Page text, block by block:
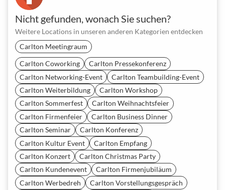
Nicht gefunden, wonach Sie suchen?
Weitere Locations in unseren anderen Kategorien entdecken
Carlton Meetingraum
Carlton Coworking
Carlton Pressekonferenz
Carlton Networking-Event
Carlton Teambuilding-Event
Carlton Weiterbildung
Carlton Workshop
Carlton Sommerfest
Carlton Weihnachtsfeier
Carlton Firmenfeier
Carlton Business Dinner
Carlton Seminar
Carlton Konferenz
Carlton Kultur Event
Carlton Empfang
Carlton Konzert
Carlton Christmas Party
Carlton Kundenevent
Carlton Firmenjubiläum
Carlton Werbedreh
Carlton Vorstellungsgespräch